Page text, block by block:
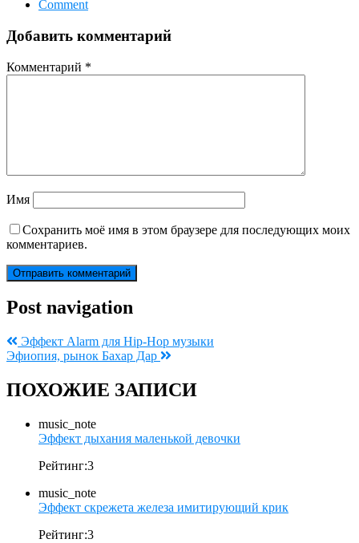
Comment
Добавить комментарий
Комментарий *
Имя
Сохранить моё имя в этом браузере для последующих моих
комментариев.
Post navigation
Эффект Alarm для Hip-Hop музыки
Эфиопия, рынок Бахар Дар
ПОХОЖИЕ ЗАПИСИ
music_note
Эффект дыхания маленькой девочки
Рейтинг:3
music_note
Эффект скрежета железа имитирующий крик
Рейтинг:3